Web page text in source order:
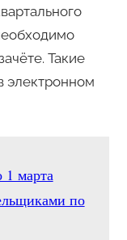
Такие
электронном
1 марта
по